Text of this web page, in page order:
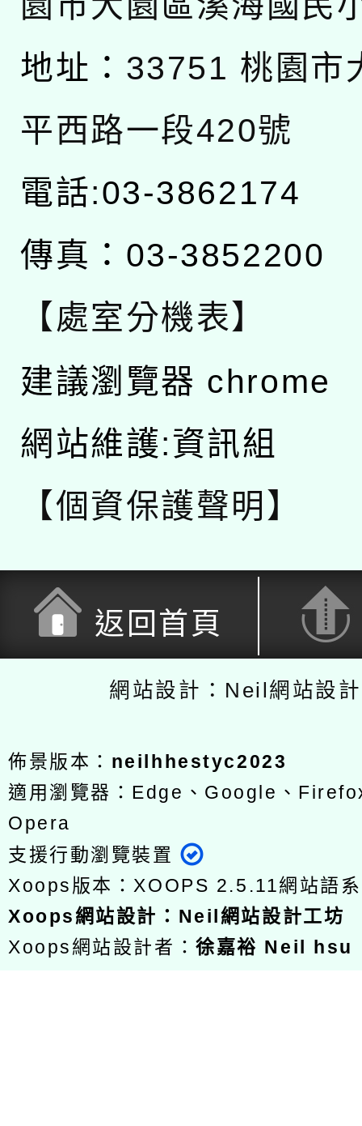
地址： 33751 桃園市
平西路一段420號
電話:03-3862174
傳真：03-3852200
【處室分機表】
建議瀏覽器 chrome
網站維護:資訊組
【個資保護聲明】
返回首頁
網站設計：Neil網站設
佈景版本： neilhhestyc2023
適用瀏覽器：Edge、Google、
Opera
支援行動瀏覽裝置
Xoops版本： XOOPS 2.5.11網站語
Xoops網站設計 ： Neil網站設計工坊
Xoops網站設計者：徐嘉裕 Neil hsu